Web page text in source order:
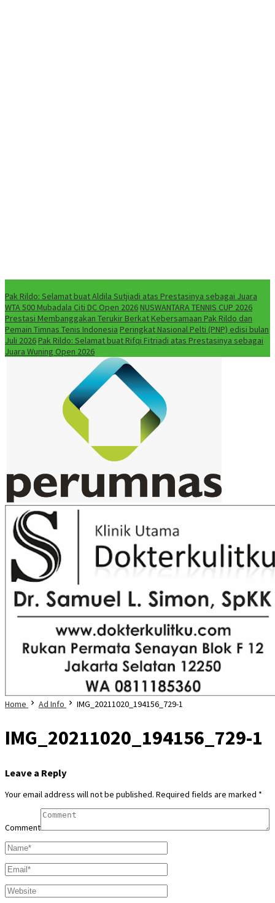
Pak Rildo: Selamat buat Aldila Sutjiadi atas Prestasinya sebagai Juara
WTA 500 Mubadala Citi DC Open 2026NUSWANTARA TENNIS CUP 2026
Prestasi Membanggakan Terukir Berkat Kebersamaan Pak Rildo dan
Pemain Timnas Tenis Indonesia Peringkat Nasional Pelti (PNP) edisi bulan
Juli 2026Pak Rildo: Selamat buat Rifqi Fitriadi atas Prestasinya sebagai
Juara Wuning Open 2026
Home Ad Info IMG_20211020_194156_729-1
IMG_20211020_194156_729-1
Leave a Reply
Your email address will not be published. Required fields are marked *
Comment